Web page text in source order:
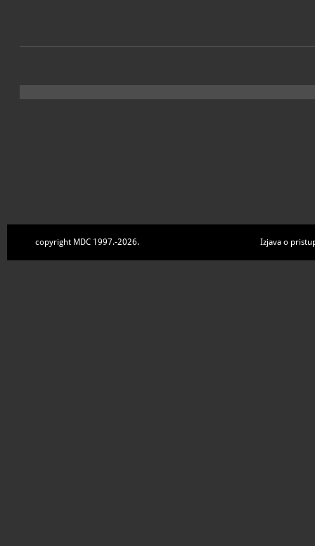
copyright MDC 1997.-2026. Izjava o